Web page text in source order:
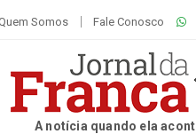
Somos Fale Conosco
A notícia quando ela